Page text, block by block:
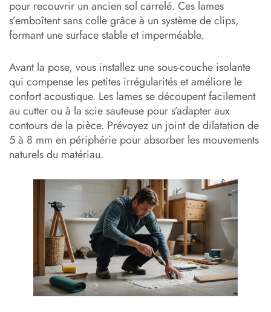
pour recouvrir un ancien sol carrelé. Ces lames
s’emboîtent sans colle grâce à un système de clips,
formant une surface stable et imperméable.
Avant la pose, vous installez une sous-couche isolante
qui compense les petites irrégularités et améliore le
confort acoustique. Les lames se découpent facilement
au cutter ou à la scie sauteuse pour s’adapter aux
contours de la pièce. Prévoyez un joint de dilatation de
5 à 8 mm en périphérie pour absorber les mouvements
naturels du matériau.